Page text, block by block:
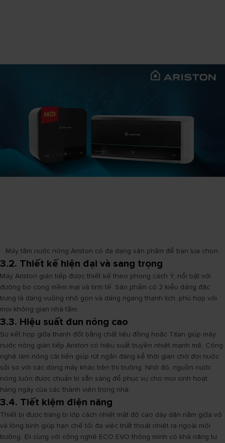
Máy tắm nước nóng Ariston có đa dạng sản phẩm để bạn lựa chọn.
3.2. Thiết kế hiện đại và sang trọng
Máy Ariston gián tiếp được thiết kế theo phong cách Ý, nổi bật với
đường bo cong mềm mại và tinh tế. Sản phẩm có 2 kiểu dáng đặc
trưng là dáng vuông nhỏ gọn và dáng ngang thanh lịch, phù hợp với
mọi không gian nhà tắm.
3.3. Hiệu suất đun nóng cao
Sự kết hợp giữa thanh đốt bằng chất liệu đồng hoặc Titan giúp máy
nước nóng gián tiếp Ariston có hiệu suất truyền nhiệt mạnh mẽ. Công
nghệ làm nóng cải tiến giúp rút ngắn đáng kể thời gian chờ đợi nước
sôi so với các dòng máy khác trên thị trường. Nhờ đó, nguồn nước
nóng luôn được chuẩn bị sẵn sàng để phục vụ cho mọi sinh hoạt
hàng ngày của các thành viên trong nhà.
3.4. Tiết kiệm điện năng
Thiết bị được trang bị lớp cách nhiệt mật độ cao dày dặn nằm giữa vỏ
và lòng bình giúp hạn chế tối đa việc thất thoát nhiệt ra ngoài môi
trường. Đi cùng với công nghệ ECO EVO thông minh có khả năng tự